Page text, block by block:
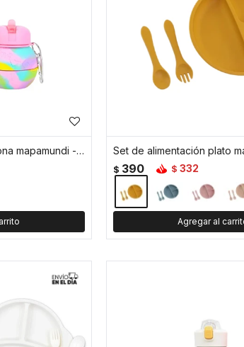
Botella plegable de silicona mapamundi - Rosa
$ 390 $ 332